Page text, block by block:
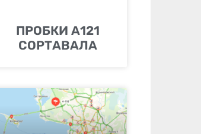
ПРОБКИ А121
СОРТАВАЛА